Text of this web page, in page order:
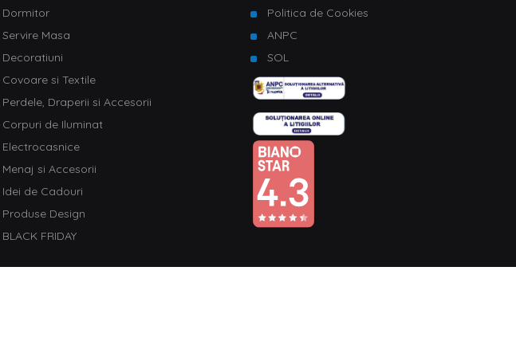
Dormitor
Servire Masa
Decoratiuni
Covoare si Textile
Perdele, Draperii si Accesorii
Corpuri de Iluminat
Electrocasnice
Menaj si Accesorii
Idei de Cadouri
Produse Design
BLACK FRIDAY
Politica de Cookies
ANPC
SOL